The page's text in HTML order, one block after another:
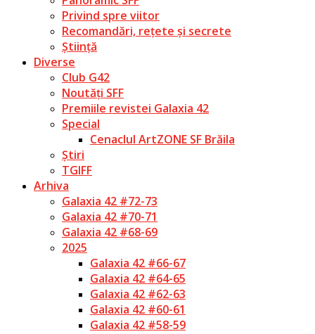
Privind spre viitor
Recomandări, rețete și secrete
Știință
Diverse
Club G42
Noutăți SFF
Premiile revistei Galaxia 42
Special
Cenaclul ArtZONE SF Brăila
Știri
TGIFF
Arhiva
Galaxia 42 #72-73
Galaxia 42 #70-71
Galaxia 42 #68-69
2025
Galaxia 42 #66-67
Galaxia 42 #64-65
Galaxia 42 #62-63
Galaxia 42 #60-61
Galaxia 42 #58-59